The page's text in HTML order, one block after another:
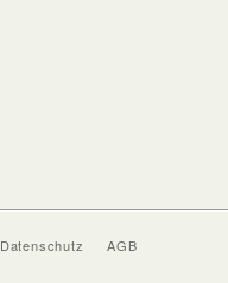
Datenschutz AGB